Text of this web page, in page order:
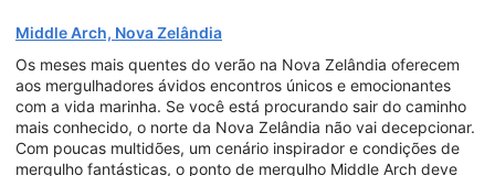
Middle Arch, Nova Zelândia
Os meses mais quentes do verão na Nova Zelândia oferecem
aos mergulhadores ávidos encontros únicos e emocionantes
com a vida marinha. Se você está procurando sair do caminho
mais conhecido, o norte da Nova Zelândia não vai decepcionar.
Com poucas multidões, um cenário inspirador e condições de
mergulho fantásticas, o ponto de mergulho Middle Arch deve